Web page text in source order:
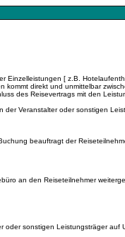
[ z.B.
direkt und unmittelbar
des Reisevertrags mit den
Veranstalter oder sonstigen
beauftragt der
an den Reiseteilnehmer
sonstigen Leistungsträger auf